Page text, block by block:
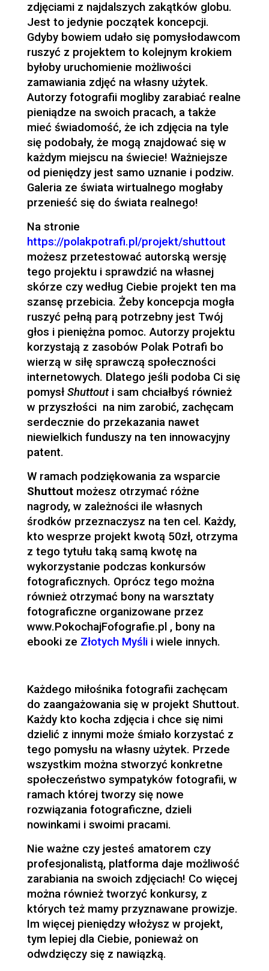
zdjęciami z najdalszych zakątków globu.
Jest to jedynie początek koncepcji.
Gdyby bowiem udało się pomysłodawcom
ruszyć z projektem to kolejnym krokiem
byłoby uruchomienie możliwości
zamawiania zdjęć na własny użytek.
Autorzy fotografii mogliby zarabiać realne
pieniądze na swoich pracach, a także
mieć świadomość, że ich zdjęcia na tyle
się podobały, że mogą znajdować się w
każdym miejscu na świecie! Ważniejsze
od pieniędzy jest samo uznanie i podziw.
Galeria ze świata wirtualnego mogłaby
przenieść się do świata realnego!
Na stronie
https://polakpotrafi.pl/projekt/shuttout
możesz przetestować autorską wersję
tego projektu i sprawdzić na własnej
skórze czy według Ciebie projekt ten ma
szansę przebicia. Żeby koncepcja mogła
ruszyć pełną parą potrzebny jest Twój
głos i pieniężna pomoc. Autorzy projektu
korzystają z zasobów Polak Potrafi bo
wierzą w siłę sprawczą społeczności
internetowych. Dlatego jeśli podoba Ci się
pomysł Shuttouti sam chciałbyś również
w przyszłości na nim zarobić, zachęcam
serdecznie do przekazania nawet
niewielkich funduszy na ten innowacyjny
patent.
W ramach podziękowania za wsparcie
Shuttoutmożesz otrzymać różne
nagrody, w zależności ile własnych
środków przeznaczysz na ten cel. Każdy,
kto wesprze projekt kwotą 50zł, otrzyma
z tego tytułu taką samą kwotę na
wykorzystanie podczas konkursów
fotograficznych. Oprócz tego można
również otrzymać bony na warsztaty
fotograficzne organizowane przez
www.PokochajFofografie.pl , bony na
ebooki ze Złotych Myślii wiele innych.
Każdego miłośnika fotografii zachęcam
do zaangażowania się w projekt Shuttout.
Każdy kto kocha zdjęcia i chce się nimi
dzielić z innymi może śmiało korzystać z
tego pomysłu na własny użytek. Przede
wszystkim można stworzyć konkretne
społeczeństwo sympatyków fotografii, w
ramach której tworzy się nowe
rozwiązania fotograficzne, dzieli
nowinkami i swoimi pracami.
Nie ważne czy jesteś amatorem czy
profesjonalistą, platforma daje możliwość
zarabiania na swoich zdjęciach! Co więcej
można również tworzyć konkursy, z
których też mamy przyznawane prowizje.
Im więcej pieniędzy włożysz w projekt,
tym lepiej dla Ciebie, ponieważ on
odwdzięczy się z nawiązką.